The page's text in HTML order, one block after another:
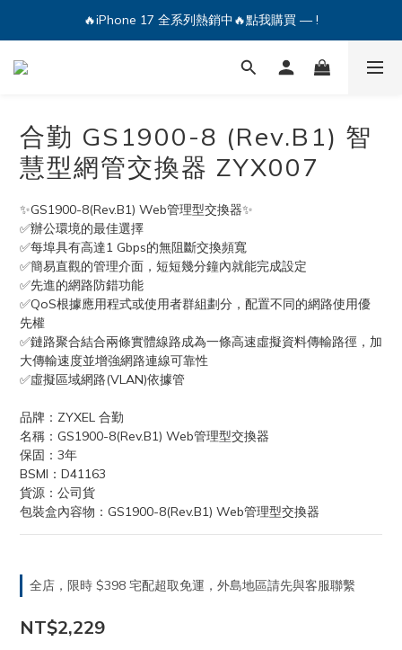
🔥iPhone 17 全系列熱銷中🔥點我購買 — !
💕加入Q哥 Line 新好友領優惠券！🎫
🔥iPhone 17 全系列熱銷中🔥點我購買 — !
合勤 GS1900-8 (Rev.B1) 智
慧型網管交換器 ZYX007
✨GS1900-8(Rev.B1) Web管理型交換器✨
✅辦公環境的最佳選擇
✅每埠具有高達1 Gbps的無阻斷交換頻寬
✅簡易直觀的管理介面，短短幾分鐘內就能完成設定
✅先進的網路防錯功能
✅QoS根據應用程式或使用者群組劃分，配置不同的網路使用優
先權
✅鏈路聚合結合兩條實體線路成為一條高速虛擬資料傳輸路徑，加
大傳輸速度並增強網路連線可靠性
✅虛擬區域網路(VLAN)依據管
品牌：ZYXEL 合勤
名稱：GS1900-8(Rev.B1) Web管理型交換器
保固：3年
BSMI：D41163
貨源：公司貨
包裝盒內容物：GS1900-8(Rev.B1) Web管理型交換器
全店，限時 $398 宅配超取免運，外島地區請先與客服聯繫
NT$2,229